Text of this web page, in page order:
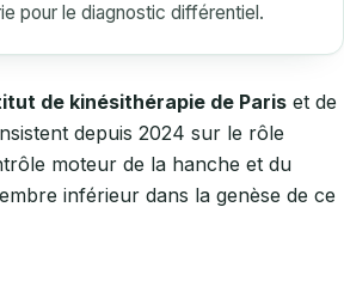
pour le diagnostic différentiel.
de kinésithérapie de Paris et de
depuis 2024 sur le rôle
moteur de la hanche et du
inférieur dans la genèse de ce